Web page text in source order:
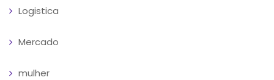
Logistica
Mercado
mulher